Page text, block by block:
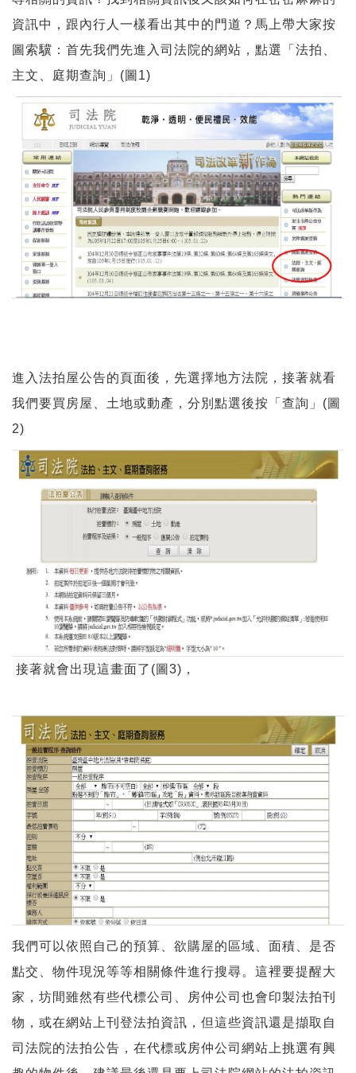
資訊中，跟內行人一樣看出其中的門道？馬上帶大家按
圖索驥：首先我們先進入司法院的網站，點選「法拍、
主文、庭期查詢」(圖1)
進入法拍屋公告的頁面後，先選擇地方法院，接著就看
我們要買房屋、土地或動產，分別點選後按「查詢」(圖
2)
接著就會出現這畫面了(圖3)，
我們可以依照自己的預算、欲購屋的區域、面積、是否
點交、物件現況等等相關條件進行搜尋。這裡要提醒大
家，坊間雖然有些代標公司、房仲公司也會印製法拍刊
物，或在網站上刊登法拍資訊，但這些資訊還是擷取自
司法院的法拍公告，在代標或房仲公司網站上挑選有興